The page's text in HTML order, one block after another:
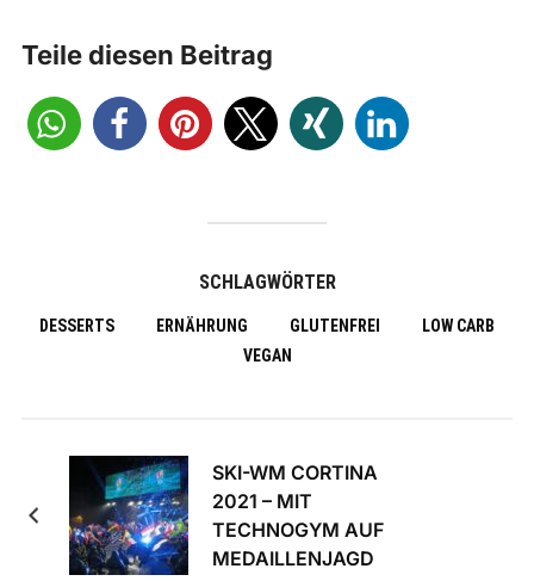
Teile diesen Beitrag
SCHLAGWÖRTER
DESSERTS ERNÄHRUNG GLUTENFREI
LOW CARB
VEGAN
SKI-WM CORTINA
2021 – MIT
TECHNOGYM AUF
MEDAILLENJAGD